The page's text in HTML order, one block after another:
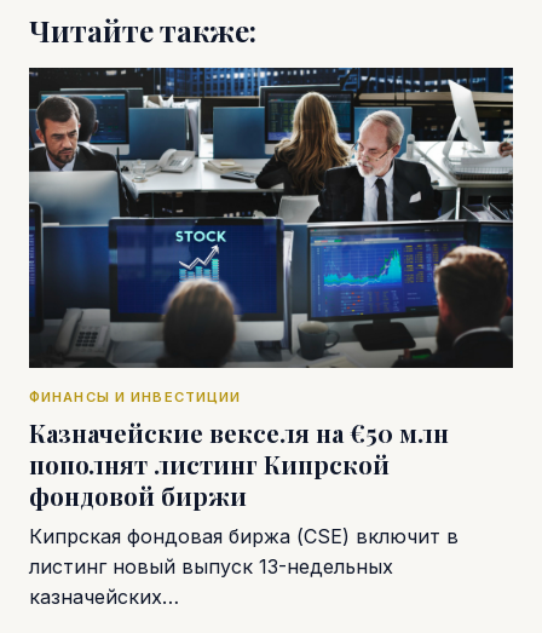
Читайте также:
ФИНАНСЫ И ИНВЕСТИЦИИ
Казначейские векселя на €50 млн
пополнят листинг Кипрской
фондовой биржи
Кипрская фондовая биржа (CSE) включит в
листинг новый выпуск 13-недельных
казначейских…